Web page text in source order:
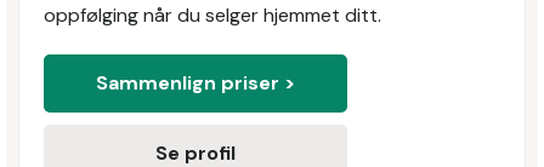
oppfølging når du selger hjemmet ditt.
Sammenlign priser >
Se profil